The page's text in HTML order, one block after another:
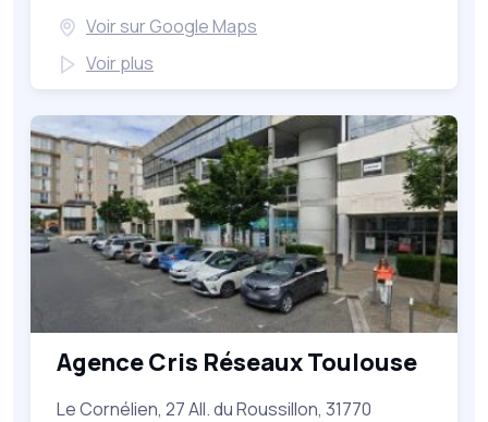
Voir sur Google Maps
Voir plus
Agence Cris Réseaux Toulouse
Le Cornélien, 27 All. du Roussillon, 31770